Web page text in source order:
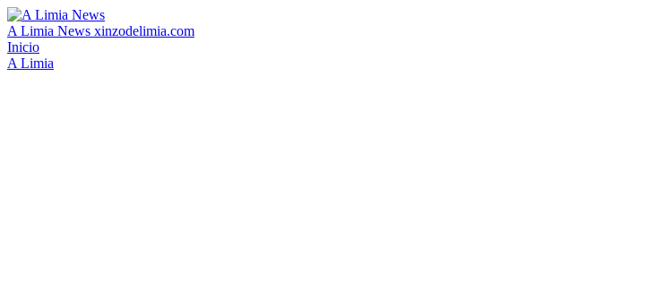
A Limia News xinzodelimia.com
Inicio
A Limia